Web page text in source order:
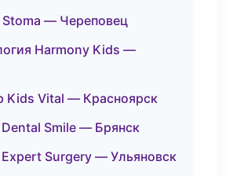
— Череповец
Harmony Kids —
Kids Vital — Красноярск
Smile — Брянск
Surgery — Ульяновск